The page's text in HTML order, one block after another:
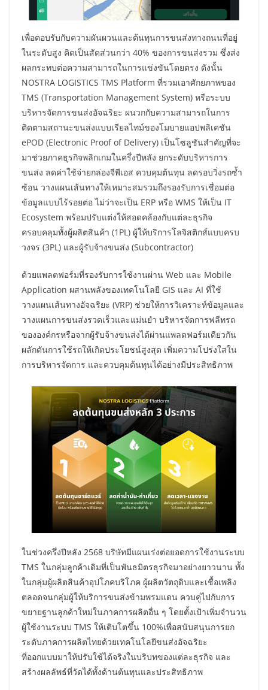
เพื่อตอบรับกับความผันผวนและต้นทุนการขนส่งทางถนนที่อยู่
ในระดับสูง คิดเป็นสัดส่วนกว่า 40% ของการขนส่งรวม ซึ่งส่ง
ผลกระทบต่อความสามารถในการแข่งขันโดยตรง ดังนั้น
NOSTRA LOGISTICS TMS Platform ที่รวมเอาศักยภาพของ
TMS (Transportation Management System) หรือระบบ
บริหารจัดการขนส่งอัจฉริยะ ผนวกกับความสามารถในการ
ติดตามสถานะขนส่งแบบเรียลไทม์ของโมบายแอปพลิเคชัน
ePOD (Electronic Proof of Delivery) เป็นโซลูชันสำคัญที่จะ
มาช่วยภาคธุรกิจพลิกเกมในครึ่งปีหลัง ยกระดับบริหารการ
ขนส่ง ลดค่าใช้จ่ายกล่องจีพีเอส ควบคุมต้นทุน ลดรอบวิ่งรถซ้ำ
ซ้อน วางแผนเส้นทางให้เหมาะสมรวมถึงรองรับการเชื่อมต่อ
ข้อมูลแบบไร้รอยต่อ ไม่ว่าจะเป็น ERP หรือ WMS ให้เป็น IT
Ecosystem พร้อมปรับแต่งให้สอดคล้องกับแต่ละธุรกิจ
ครอบคลุมทั้งผู้ผลิตสินค้า (1PL) ผู้ให้บริการโลจิสติกส์แบบครบ
วงจร (3PL) และผู้รับจ้างขนส่ง (Subcontractor)
ด้วยแพลตฟอร์มที่รองรับการใช้งานผ่าน Web และ Mobile
Application ผสานพลังของเทคโนโลยี GIS และ AI ที่ใช้
วางแผนเส้นทางอัจฉริยะ (VRP) ช่วยให้การวิเคราะห์ข้อมูลและ
วางแผนการขนส่งรวดเร็วและแม่นยำ บริหารจัดการฟลีทรถ
ขององค์กรหรือจากผู้รับจ้างขนส่งได้ผ่านแพลตฟอร์มเดียวกัน
ผลักดันการใช้รถให้เกิดประโยชน์สูงสุด เพิ่มความโปร่งใสใน
การบริหารจัดการ และควบคุมต้นทุนได้อย่างมีประสิทธิภาพ
ในช่วงครึ่งปีหลัง 2568 บริษัทมีแผนเร่งต่อยอดการใช้งานระบบ
TMS ในกลุ่มลูกค้าเดิมที่เป็นพันธมิตรธุรกิจมาอย่างยาวนาน ทั้ง
ในกลุ่มผู้ผลิตสินค้าอุปโภคบริโภค ผู้ผลิตวัตถุดิบและเชื้อเพลิง
ตลอดจนกลุ่มผู้ให้บริการขนส่งข้ามพรมแดน ควบคู่ไปกับการ
ขยายฐานลูกค้าใหม่ในภาคการผลิตอื่น ๆ โดยตั้งเป้าเพิ่มจำนวน
ผู้ใช้งานระบบ TMS ให้เติบโตขึ้น 100%เพื่อสนับสนุนการยก
ระดับภาคการผลิตไทยด้วยเทคโนโลยีขนส่งอัจฉริยะ
ที่ออกแบบมาให้ปรับใช้ได้จริงในบริบทของแต่ละธุรกิจ และ
สร้างผลลัพธ์ที่วัดได้ทั้งด้านต้นทุนและประสิทธิภาพ